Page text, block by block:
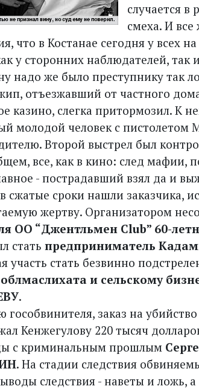
случается в
смеха. И
что в Костанае сегодня у всех
у сторонних наблюдателей, так
надо же было преступнику так
отъезжавший от частного
казино, слегка притормозил. К
молодой человек с пистолетом
Второй выстрел был
все, как в кино: след мафии,
- пострадавший взял да и
сжатые сроки нашли заказчика,
жертву. Организатором
ОО “Джентльмен Club” 60-
стать предприниматель
участь стать безвинно
и сельскому
.
заказ на
Кенжегулову 220 тысяч
с криминальным прошлым
. На стадии следствия
следствия - наветы и ложь,